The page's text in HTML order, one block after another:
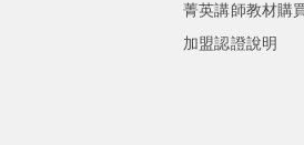
菁英講師教材購
加盟認證說明